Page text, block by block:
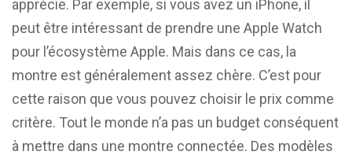
apprécie. Par exemple, si vous avez un iPhone, il
peut être intéressant de prendre une Apple Watch
pour l’écosystème Apple. Mais dans ce cas, la
montre est généralement assez chère. C’est pour
cette raison que vous pouvez choisir le prix comme
critère. Tout le monde n’a pas un budget conséquent
à mettre dans une montre connectée. Des modèles